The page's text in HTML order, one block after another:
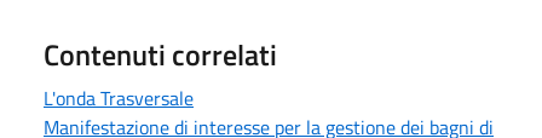
Contenuti correlati
L'onda Trasversale
Manifestazione di interesse per la gestione dei bagni di